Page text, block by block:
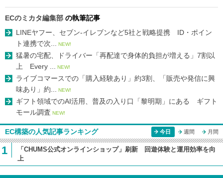
ECのミカタ編集部 の執筆記事
LINEヤフー、セブン-イレブンなど5社と戦略提携 ID・ポイン
ト連携で次...
NEW!
猛暑の宅配、ドライバー「再配達で身体的負担が増える」7割以
上 Every ...
NEW!
ライブコマースでの「購入経験あり」約3割、「販売や発信に興
味あり」約...
NEW!
ギフト領域でのAI活用、普及の入り口「黎明期」にある ギフト
モール調査 NEW!
EC構築の人気記事ランキング 今日 週間 月間
1
「CHUMS公式オンラインショップ」刷新 回遊体験と運用効率を向
上